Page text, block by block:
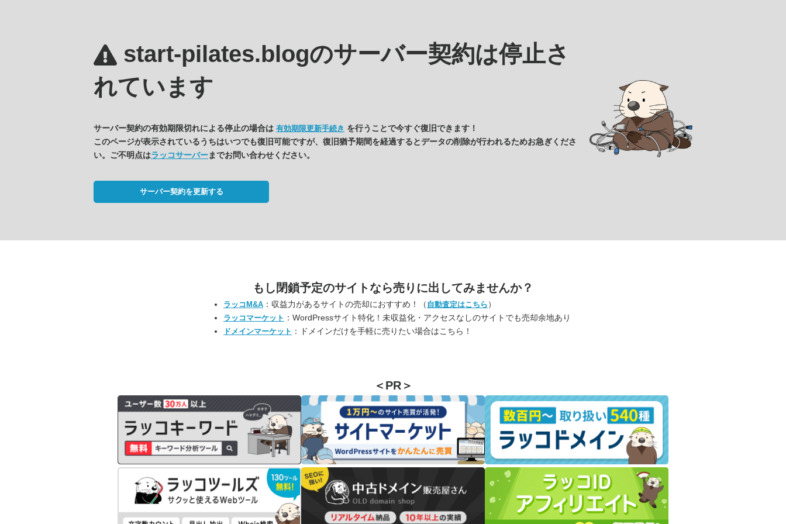
start-pilates.blogのサーバー契約は停止さ
れています
サーバー契約の有効期限切れによる停止の場合は 有効期限更新手続き を行うことで今すぐ復旧できます！
このページが表示されているうちはいつでも復旧可能ですが、復旧猶予期間を経過するとデータの削除が行われるためお急ぎくださ
い。ご不明点はラッコサーバーまでお問い合わせください。
サーバー契約を更新する
もし閉鎖予定のサイトなら売りに出してみませんか？
ラッコM&A ：収益力があるサイトの売却におすすめ！（ 自動査定はこちら ）
ラッコマーケット ：WordPressサイト特化！未収益化・アクセスなしのサイトでも売却余地あり
ドメインマーケット ：ドメインだけを手軽に売りたい場合はこちら！
＜PR＞